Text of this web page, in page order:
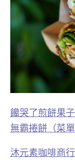
饞哭了煎餅果
無霸捲餅（菜單
沐元素咖啡商